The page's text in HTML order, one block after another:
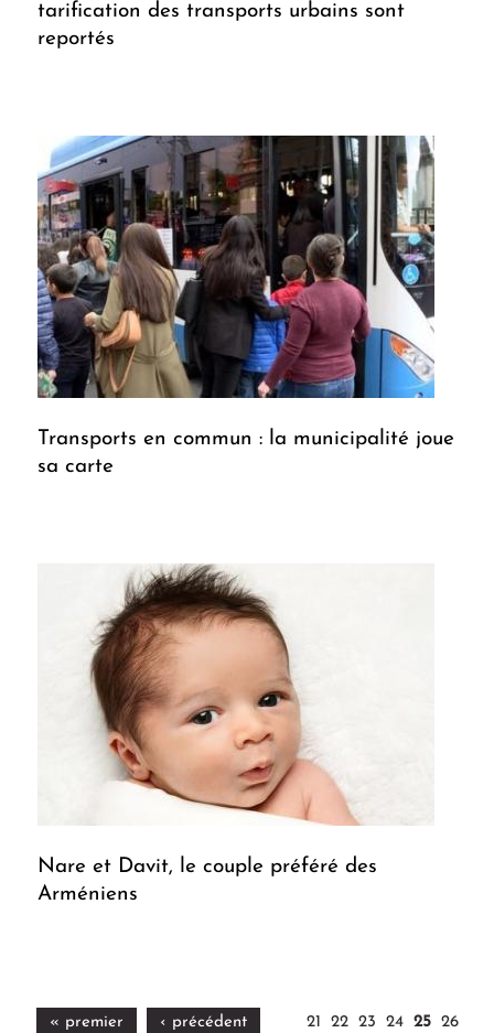
tarification des transports urbains sont
reportés
Transports en commun : la municipalité joue
sa carte
Nare et Davit, le couple préféré des
Arméniens
« premier ‹ précédent 21 22 23 24 25
26